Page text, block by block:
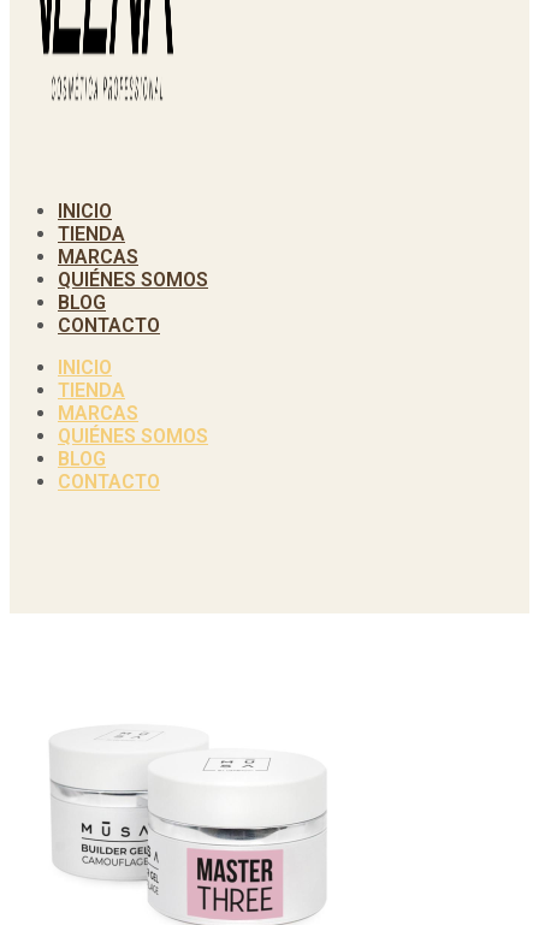
INICIO
TIENDA
MARCAS
QUIÉNES SOMOS
BLOG
CONTACTO
INICIO
TIENDA
MARCAS
QUIÉNES SOMOS
BLOG
CONTACTO